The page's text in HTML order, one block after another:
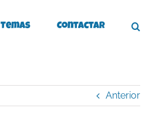
Temas Contactar
Anterior